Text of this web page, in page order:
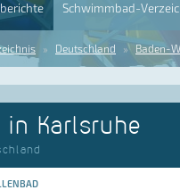
Schwimmbad-
Deutschland Baden-
Karlsruhe